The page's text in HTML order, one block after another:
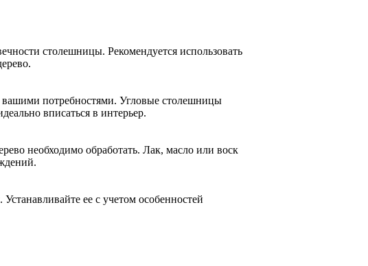
столешницы. Рекомендуется использовать
потребностями. Угловые столешницы
вписаться в интерьер.
необходимо обработать. Лак, масло или воск
ее с учетом особенностей